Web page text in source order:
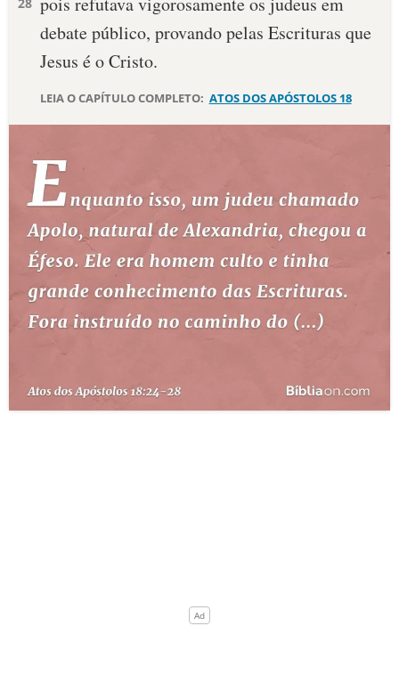
debate público, provando pelas Escrituras que
Jesus é o Cristo.
LEIA O CAPÍTULO COMPLETO: ATOS DOS APÓSTOLOS 18